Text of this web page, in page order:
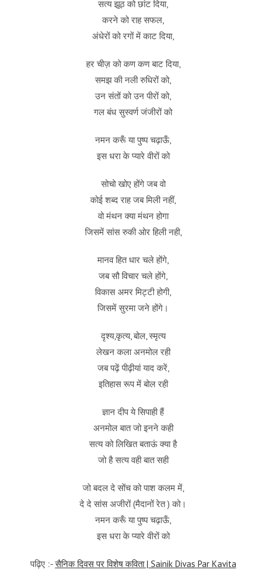
सत्य झूठ को छांट दिया,
करने को राह सफल,
अंधेरों को रगों में काट दिया,
हर चीज़ को कण कण बाट दिया,
समझ की नली रुधिरों को,
उन संतों को उन पीरों को,
गल बंध सुस्वर्ण जंजीरों को
नमन करूँ या पुष्प चढ़ाऊँ,
इस धरा के प्यारे वीरों को
सोचो खोए होंगे जब वो
कोई शब्द राह जब मिली नहीं,
वो मंथन क्या मंथन होगा
जिसमें सांस रुकी ओर हिली नही,
मानव हित धार चले होंगे,
जब सौ विचार चले होंगे,
विकास अमर मिट्टी होगी,
जिसमें सुरमा जने होंगे।
दृश्य,कृत्य, बोल, स्मृत्य
लेखन कला अनमोल रही
जब पढ़ें पीढ़ीयां याद करें,
इतिहास रूप में बोल रही
ज्ञान दीप ये सिपाही हैं
अनमोल बात जो इनने कही
सत्य को लिखित बताऊं क्या है
जो है सत्य वही बात सही
जो बदल दे सोंच को पाश कलम में,
दे दे सांस अजीरों (मैदानों रेत ) को।
नमन करूँ या पुष्प चढ़ाऊँ,
इस धरा के प्यारे वीरों को
पढ़िए :-सैनिक दिवस पर विशेष कविता | Sainik Divas Par Kavita